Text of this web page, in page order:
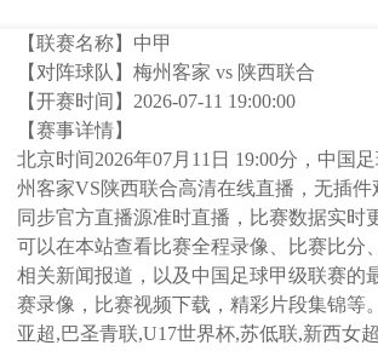
【联赛名称】 中甲
【对阵球队】梅州客家 vs 陕西联合
【开赛时间】 2026-07-11 19:00:00
【赛事详情】
北京时间2026年07月11日 19:00分，中国
州客家VS陕西联合高清在线直播，无插
同步官方直播源准时直播，比赛数据实时
可以在本站查看比赛全程录像、比赛比分
相关新闻报道，以及中国足球甲级联赛的
赛录像，比赛视频下载，精彩片段集锦等
亚超,巴圣青联,U17世界杯,苏低联,新西女